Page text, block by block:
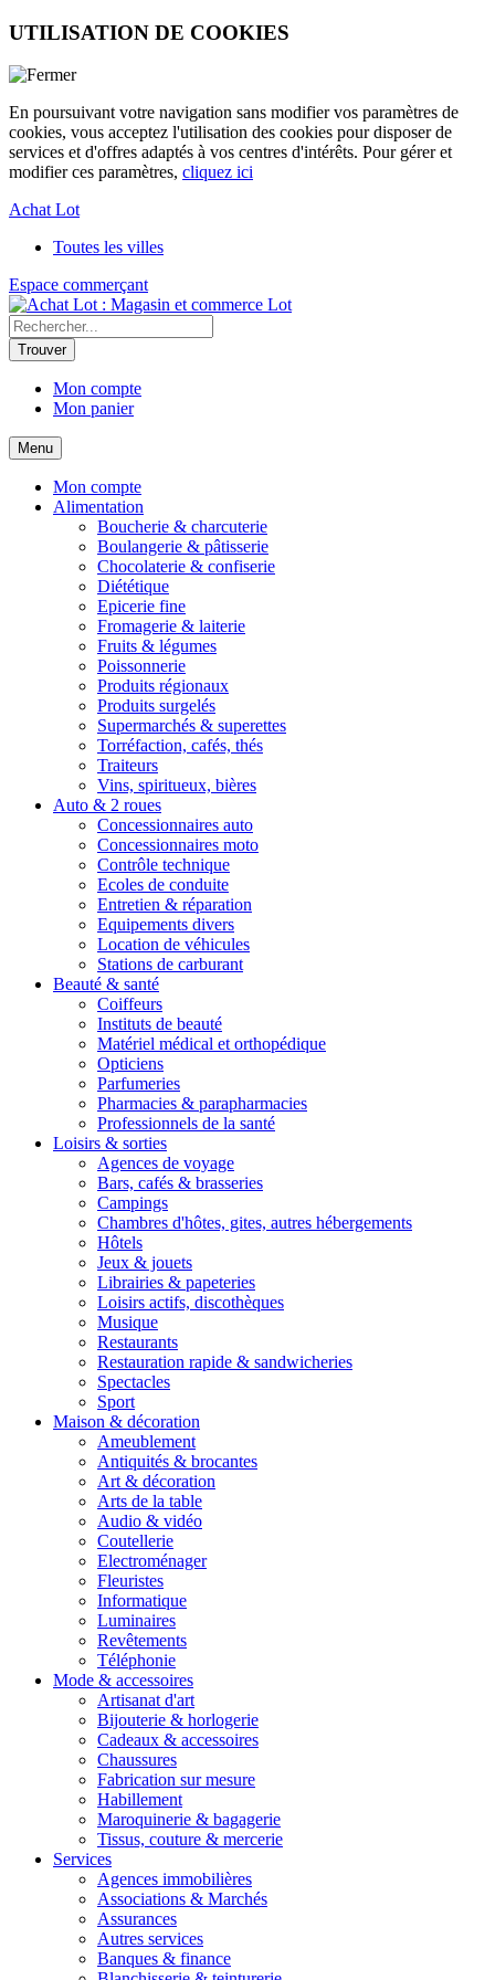
UTILISATION DE COOKIES
En poursuivant votre navigation sans modifier vos paramètres de
cookies, vous acceptez l'utilisation des cookies pour disposer de
services et d'offres adaptés à vos centres d'intérêts. Pour gérer et
modifier ces paramètres, cliquez ici
Achat Lot
Toutes les villes
Espace commerçant
Lot
Mon compte
Mon panier
Menu
Mon compte
Alimentation
Boucherie & charcuterie
Boulangerie & pâtisserie
Chocolaterie & confiserie
Diététique
Epicerie fine
Fromagerie & laiterie
Fruits & légumes
Poissonnerie
Produits régionaux
Produits surgelés
Supermarchés & superettes
Torréfaction, cafés, thés
Traiteurs
Vins, spiritueux, bières
Auto & 2 roues
Concessionnaires auto
Concessionnaires moto
Contrôle technique
Ecoles de conduite
Entretien & réparation
Equipements divers
Location de véhicules
Stations de carburant
Beauté & santé
Coiffeurs
Instituts de beauté
Matériel médical et orthopédique
Opticiens
Parfumeries
Pharmacies & parapharmacies
Professionnels de la santé
Loisirs & sorties
Agences de voyage
Bars, cafés & brasseries
Campings
Chambres d'hôtes, gites, autres hébergements
Hôtels
Jeux & jouets
Librairies & papeteries
Loisirs actifs, discothèques
Musique
Restaurants
Restauration rapide & sandwicheries
Spectacles
Sport
Maison & décoration
Ameublement
Antiquités & brocantes
Art & décoration
Arts de la table
Audio & vidéo
Coutellerie
Electroménager
Fleuristes
Informatique
Luminaires
Revêtements
Téléphonie
Mode & accessoires
Artisanat d'art
Bijouterie & horlogerie
Cadeaux & accessoires
Chaussures
Fabrication sur mesure
Habillement
Maroquinerie & bagagerie
Tissus, couture & mercerie
Services
Agences immobilières
Associations & Marchés
Assurances
Autres services
Banques & finance